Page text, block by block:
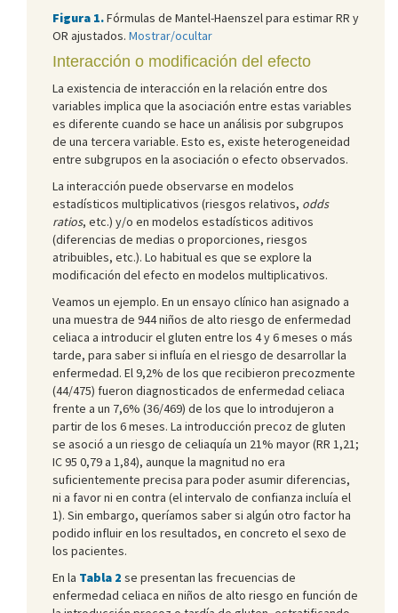
Figura 1.Fórmulas de Mantel-Haenszel para estimar RR y
OR ajustados. Mostrar/ocultar
Interacción o modificación del efecto
La existencia de interacción en la relación entre dos
variables implica que la asociación entre estas variables
es diferente cuando se hace un análisis por subgrupos
de una tercera variable. Esto es, existe heterogeneidad
entre subgrupos en la asociación o efecto observados.
La interacción puede observarse en modelos
estadísticos multiplicativos (riesgos relativos, odds
ratios, etc.) y/o en modelos estadísticos aditivos
(diferencias de medias o proporciones, riesgos
atribuibles, etc.). Lo habitual es que se explore la
modificación del efecto en modelos multiplicativos.
Veamos un ejemplo. En un ensayo clínico han asignado a
una muestra de 944 niños de alto riesgo de enfermedad
celiaca a introducir el gluten entre los 4 y 6 meses o más
tarde, para saber si influía en el riesgo de desarrollar la
enfermedad. El 9,2% de los que recibieron precozmente
(44/475) fueron diagnosticados de enfermedad celiaca
frente a un 7,6% (36/469) de los que lo introdujeron a
partir de los 6 meses. La introducción precoz de gluten
se asoció a un riesgo de celiaquía un 21% mayor (RR 1,21;
IC 95 0,79 a 1,84), aunque la magnitud no era
suficientemente precisa para poder asumir diferencias,
ni a favor ni en contra (el intervalo de confianza incluía el
1). Sin embargo, queríamos saber si algún otro factor ha
podido influir en los resultados, en concreto el sexo de
los pacientes.
En la Tabla 2 se presentan las frecuencias de
enfermedad celiaca en niños de alto riesgo en función de